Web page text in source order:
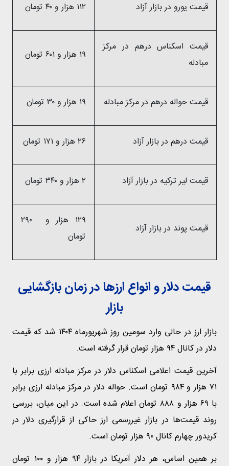
قیمت یورو در بازار آزاد ۱۱۲ هزار و ۴۰ تومان
قیمت اسکناس درهم در مرکز
مبادله
۱۹ هزار و ۶۰۱ تومان
قیمت حواله درهم در مرکز مبادله ۱۹ هزار و ۳۰ تومان
قیمت درهم در بازار آزاد ۲۶ هزار و ۱۷۱ تومان
قیمت لیر ترکیه در بازار آزاد ۲ هزار و ۳۴۰ تومان
قیمت پوند در بازار آزاد
۱۲۹ هزار و ۲۹۰
تومان
قیمت دلار و انواع ارزها در زمان بازگشایی
بازار
بازار ارز در حالی وارد سومین روز شهریورماه ۱۴۰۴ شد که قیمت
دلار در کانال ۹۴ هزار تومان قرار گرفته است.
آخرین قیمت اعلامی اسکناس دلار در مرکز مبادله ارزی برابر با
۷۱ هزار و ۹۸۴ تومان است. حواله دلار در مرکز مبادله ارزی برابر
با ۶۹ هزار و ۸۸۸ تومان اعلام شده است. در این میان، بررسی
روند قیمت‌ها در بازار غیررسمی ارز حاکی از قرارگیری دلار در
کریدور چهارم کانال ۹۰ هزار تومان است.
بر همین اساس، هر دلار آمریکا در بازار ۹۴ هزار و ۱۰۰ تومان